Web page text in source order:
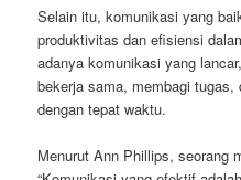
Selain itu, komunikasi yang
produktivitas dan efisiensi
adanya komunikasi yang
bekerja sama, membagi
dengan tepat waktu.
Menurut Ann Phillips, seorang